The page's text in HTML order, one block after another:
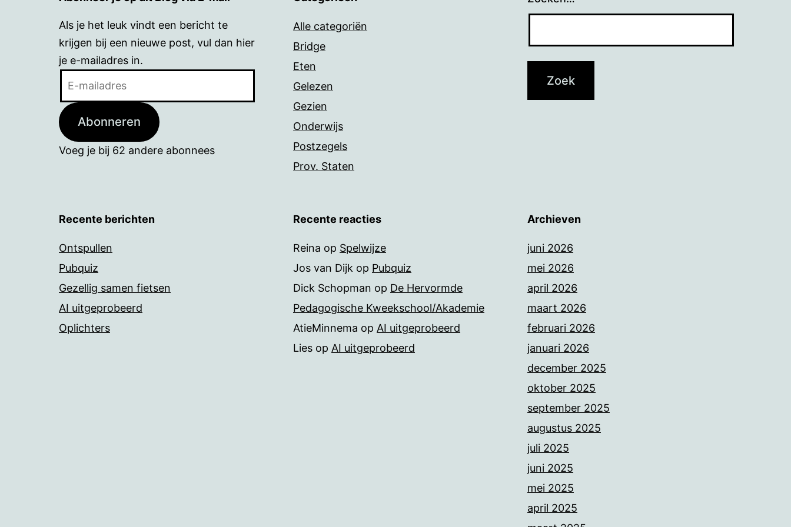
Als je het leuk vindt een bericht te
krijgen bij een nieuwe post, vul dan hier
je e-mailadres in.
Abonneren
Voeg je bij 62 andere abonnees
Alle categoriën
Bridge
Eten
Gelezen
Gezien
Onderwijs
Postzegels
Prov. Staten
Recente berichten
Ontspullen
Pubquiz
Gezellig samen fietsen
AI uitgeprobeerd
Oplichters
Recente reacties
Reina op Spelwijze
Jos van Dijk op Pubquiz
Dick Schopman op De Hervormde
Pedagogische Kweekschool/Akademie
AtieMinnema op AI uitgeprobeerd
Lies op AI uitgeprobeerd
Archieven
juni 2026
mei 2026
april 2026
maart 2026
februari 2026
januari 2026
december 2025
oktober 2025
september 2025
augustus 2025
juli 2025
juni 2025
mei 2025
april 2025